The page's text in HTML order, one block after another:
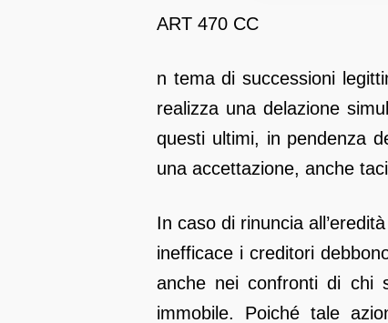
ART 470 CC
n tema di successioni
realizza una delazione
questi ultimi, in pendenza
una accettazione, anche
In caso di rinuncia
inefficace i creditori
anche nei confronti di chi
immobile. Poiché tale